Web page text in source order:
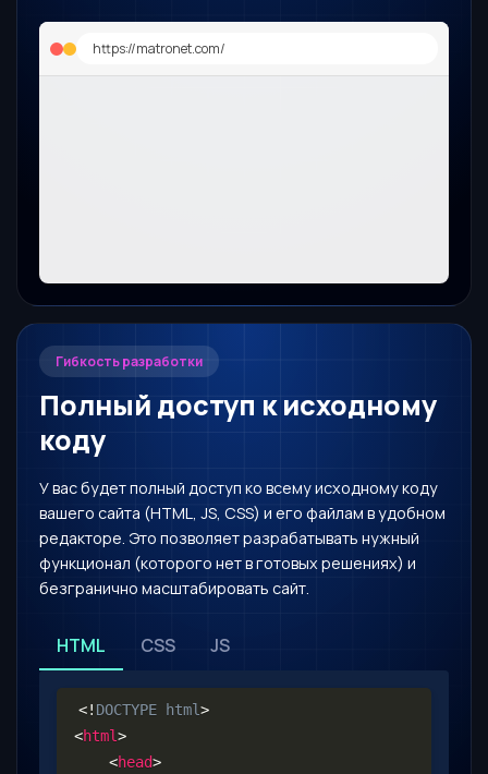
https://matronet.com/
Гибкость разработки
Полный доступ к исходному
коду
У вас будет полный доступ ко всему исходному коду
вашего сайта (HTML, JS, CSS) и его файлам в удобном
редакторе. Это позволяет разрабатывать нужный
функционал (которого нет в готовых решениях) и
безгранично масштабировать сайт.
HTML CSS JS
<! DOCTYPE html>
<html>
<head>